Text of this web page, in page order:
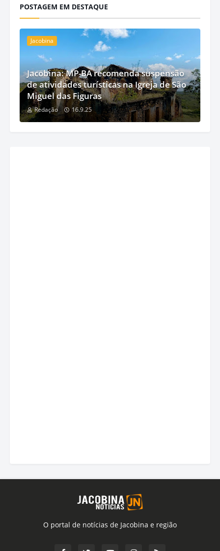
POSTAGEM EM DESTAQUE
Jacobina
Jacobina: MP-BA recomenda suspensão
de atividades turísticas na Igreja de São
Miguel das Figuras
Redação 16.9.25
O portal de notícias de Jacobina e região